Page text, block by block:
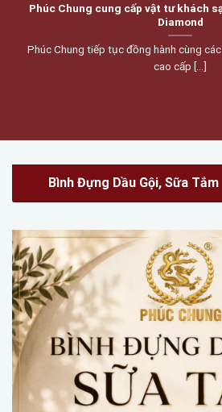
Phúc Chung cung cấp vật tư khách
Diamond
Phúc Chung tiếp tục đồng hành cùng
cao cấp [...]
Bình Đựng Dầu Gội, Sữa Tắm